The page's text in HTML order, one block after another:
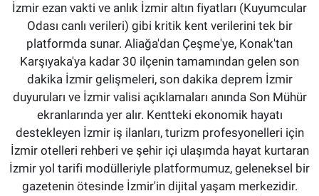
İzmir ezan vakti ve anlık İzmir altın fiyatları (Kuyumcular
Odası canlı verileri) gibi kritik kent verilerini tek bir
platformda sunar. Aliağa'dan Çeşme'ye, Konak'tan
Karşıyaka'ya kadar 30 ilçenin tamamından gelen son
dakika İzmir gelişmeleri, son dakika deprem İzmir
duyuruları ve İzmir valisi açıklamaları anında Son Mühür
ekranlarında yer alır. Kentteki ekonomik hayatı
destekleyen İzmir iş ilanları, turizm profesyonelleri için
İzmir otelleri rehberi ve şehir içi ulaşımda hayat kurtaran
İzmir yol tarifi modülleriyle platformumuz, geleneksel bir
gazetenin ötesinde İzmir'in dijital yaşam merkezidir.